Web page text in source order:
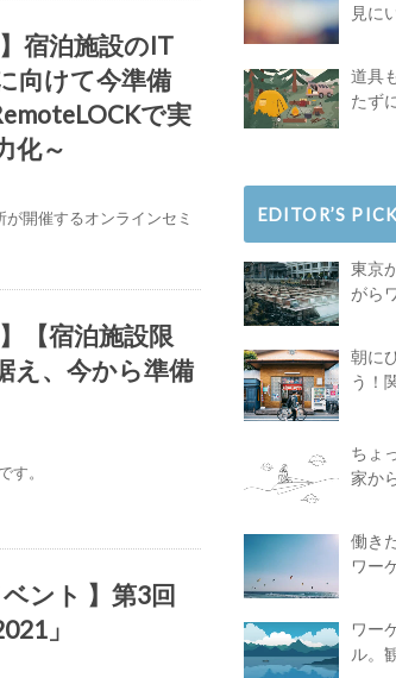
宿泊施設のIT
向けて今準備
で実
化～
開催するオンラインセミ
【宿泊施設限
え、今から準備
す。
ント 】第3回
」
見に
道具
たず
EDITOR’S
東京
がら
朝に
う！
ちょ
家か
働き
ワー
ワー
ル。